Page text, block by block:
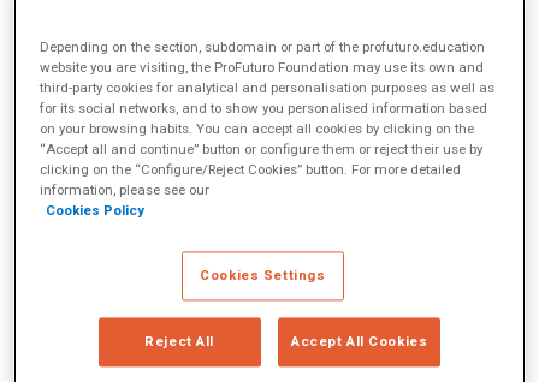
secretaria.profuturo@telefonica.comou do telefone (+34)
91 482 85 94.
A Fundação ProFuturo informa que o “site” tem por objeto
proporcionar, ao público em geral, o conhecimento das
atividades que esta organização realiza e dos serviços que
presta. Por isso, o acesso e a navegação no presente “site”
deste acesso e utilização, todas as condições contempladas
no presente Aviso Legal.
A Fundação ProFuturo, em conformidade com o previsto na
Lei Orgânica 3/2018, de 5 de dezembro, de Proteção de
Depending on the section, subdomain or part of the profuturo.education
website you are visiting, the ProFuturo Foundation may use its own and
third-party cookies for analytical and personalisation purposes as well as
for its social networks, and to show you personalised information based
on your browsing habits. You can accept all cookies by clicking on the
“Accept all and continue” button or configure them or reject their use by
clicking on the “Configure/Reject Cookies” button. For more detailed
information, please see our
Cookies Policy
Cookies Settings
Reject All Accept All Cookies